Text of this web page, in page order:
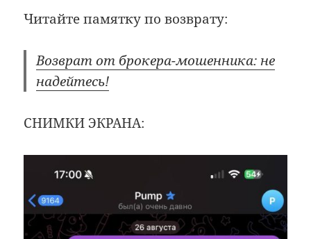
Читайте памятку по возврату:
Возврат от брокера-мошенника: не
надейтесь!
СНИМКИ ЭКРАНА: